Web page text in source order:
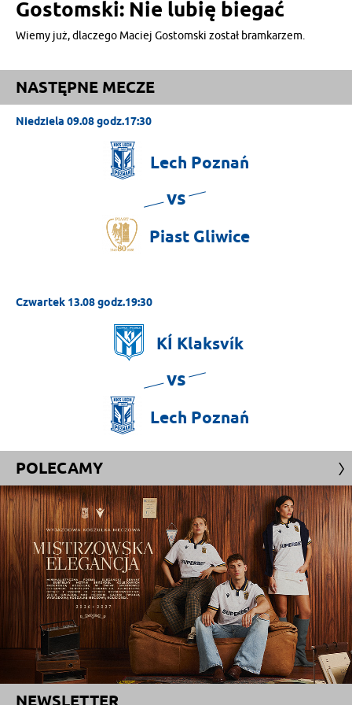
Gostomski: Nie lubię biegać
Wiemy już, dlaczego Maciej Gostomski został bramkarzem.
NASTĘPNE MECZE
Niedziela 09.08 godz.17:30
Lech Poznań
vs
Piast Gliwice
Czwartek 13.08 godz.19:30
KÍ Klaksvík
vs
Lech Poznań
POLECAMY
NEWSLETTER